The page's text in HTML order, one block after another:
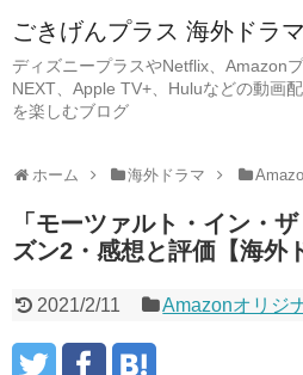
ごきげんプラス 海外ドラ
ディズニープラスやNetflix、Amazon
NEXT、Apple TV+、Huluなどの動画
を楽しむブログ
ホーム 海外ドラマ
「モーツァルト・イン・
ズン2・感想と評価【海外
2021/2/11 Amazonオリジ